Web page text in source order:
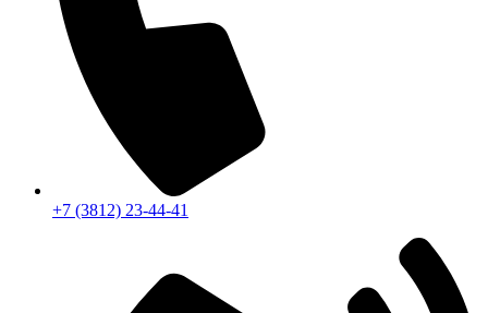
+7 (3812) 23-44-41